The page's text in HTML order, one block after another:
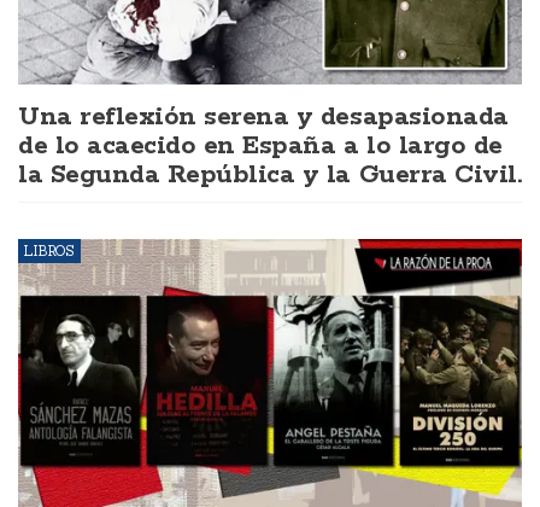
Una reflexión serena y desapasionada
de lo acaecido en España a lo largo de
la Segunda República y la Guerra Civil.
LIBROS